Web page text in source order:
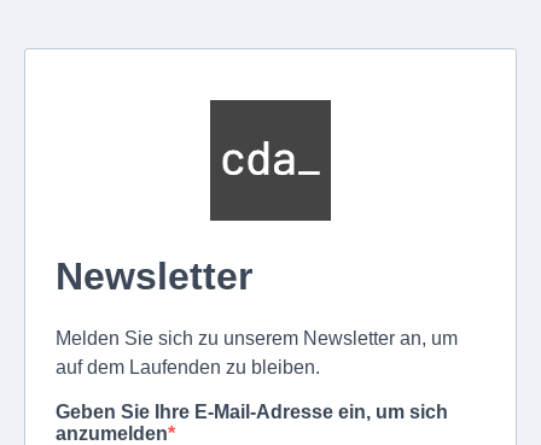
Newsletter
Melden Sie sich zu unserem Newsletter an, um
auf dem Laufenden zu bleiben.
Geben Sie Ihre E-Mail-Adresse ein, um sich
anzumelden